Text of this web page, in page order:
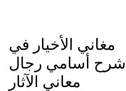
مغاني الأخيار في
شرح أسامي رجال
معاني الآثار